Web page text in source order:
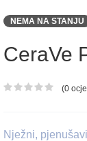
NEMA NA STANJU
CeraVe
Ocjena proizvoda
(0
Nježni,